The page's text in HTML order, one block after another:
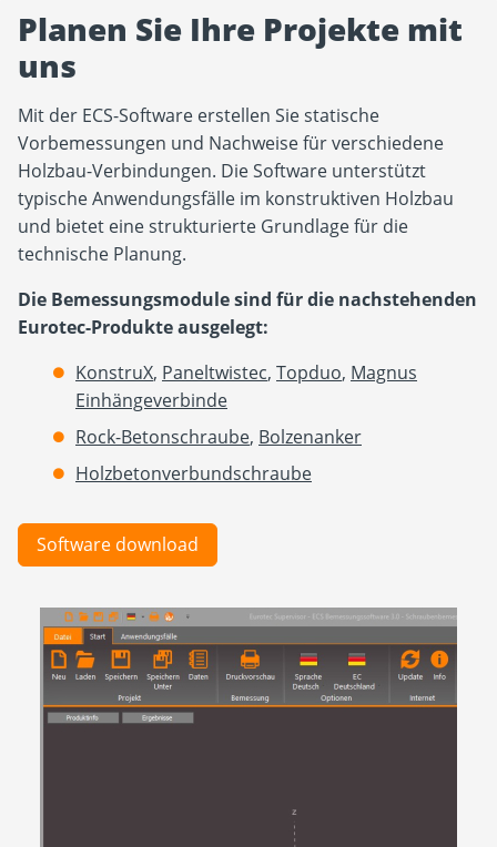
Planen Sie Ihre Projekte mit
uns
Mit der ECS-Software erstellen Sie statische
Vorbemessungen und Nachweise für verschiedene
Holzbau-Verbindungen. Die Software unterstützt
typische Anwendungsfälle im konstruktiven Holzbau
und bietet eine strukturierte Grundlage für die
technische Planung.
Die Bemessungsmodule sind für die nachstehenden
Eurotec-Produkte ausgelegt:
KonstruX, Paneltwistec, Topduo, Magnus
Einhängeverbinde
Rock-Betonschraube, Bolzenanker
Holzbetonverbundschraube
Software download